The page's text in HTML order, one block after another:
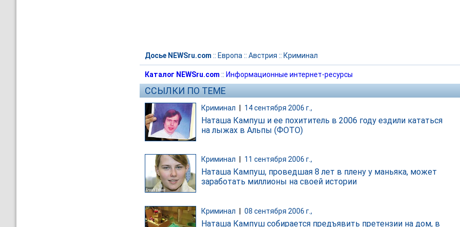
Досье NEWSru.com :: Европа :: Австрия :: Криминал
Каталог NEWSru.com :: Информационные интернет-ресурсы
ССЫЛКИ ПО ТЕМЕ
Криминал 14 сентября 2006 г.,
Наташа Кампуш и ее похититель в 2006 году ездили кататься
на лыжах в Альпы (ФОТО)
Криминал 11 сентября 2006 г.,
Наташа Кампуш, проведшая 8 лет в плену у маньяка, может
заработать миллионы на своей истории
Криминал | 08 сентября 2006 г.,
Наташа Кампуш собирается предъявить претензии на дом, в